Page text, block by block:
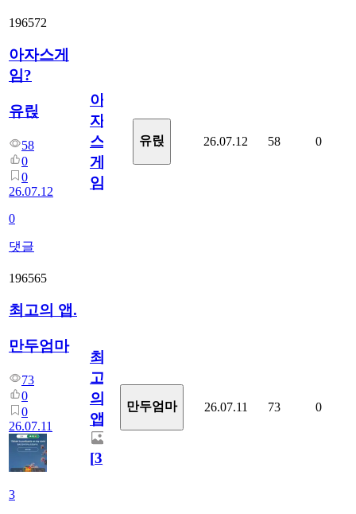
196572
아자스게
임?
유릱
58
0
0
26.07.12
0
댓글
아
자
스
게
임?
유릱 26.07.12 58 0
196565
최고의 앱.
만두엄마
73
0
0
26.07.11
3
최
고
의
앱.
[3]
만두엄마 26.07.11 73 0